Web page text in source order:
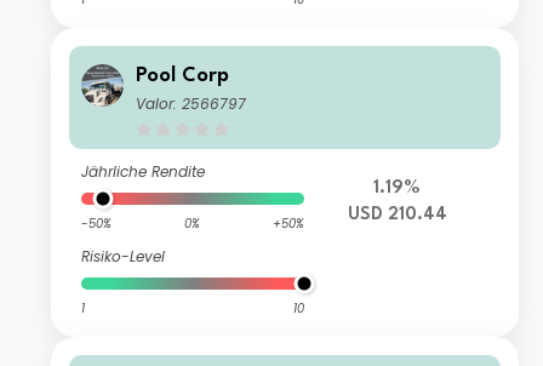
Pool Corp
Valor: 2566797
Jährliche Rendite
-50% 0% +50%
Risiko-Level
1 10
1.19%
USD 210.44